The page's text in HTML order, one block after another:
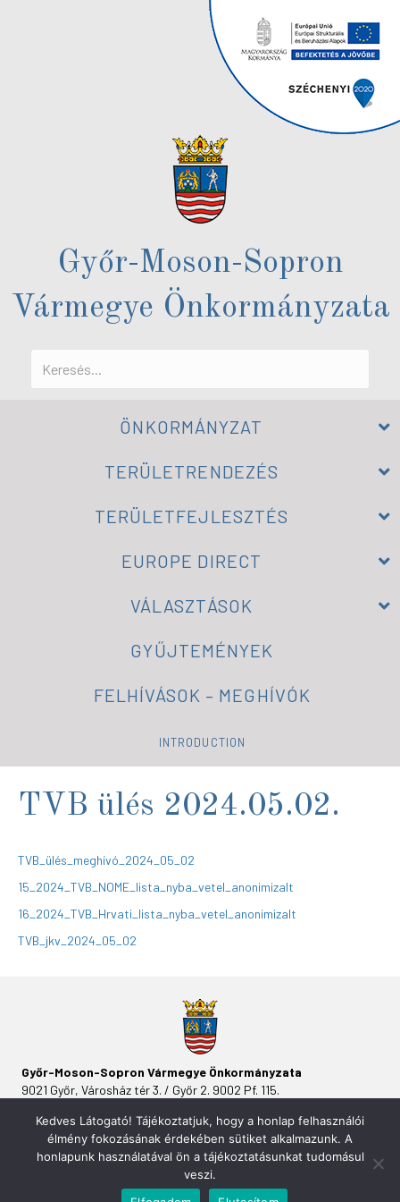
Győr-Moson-Sopron
Vármegye Önkormányzata
ÖNKORMÁNYZAT
TERÜLETRENDEZÉS
TERÜLETFEJLESZTÉS
EUROPE DIRECT
VÁLASZTÁSOK
GYŰJTEMÉNYEK
FELHÍVÁSOK – MEGHÍVÓK
INTRODUCTION
TVB ülés 2024.05.02.
TVB_ülés_meghívó_2024_05_02
15_2024_TVB_NOME_lista_nyba_vetel_anonimizalt
16_2024_TVB_Hrvati_lista_nyba_vetel_anonimizalt
TVB_jkv_2024_05_02
Győr-Moson-Sopron Vármegye Önkormányzata
9021 Győr, Városház tér 3. / Győr 2. 9002 Pf. 115.
Kedves Látogató! Tájékoztatjuk, hogy a honlap felhasználói
élmény fokozásának érdekében sütiket alkalmazunk. A
honlapunk használatával ön a tájékoztatásunkat tudomásul
veszi.